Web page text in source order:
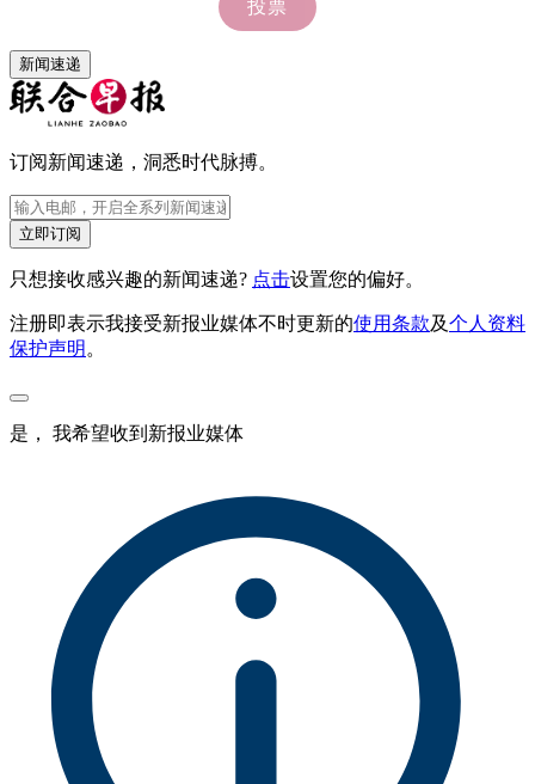
新闻速递
订阅新闻速递，洞悉时代脉搏。
立即订阅
只想接收感兴趣的新闻速递? 点击设置您的偏好。
注册即表示我接受新报业媒体不时更新的使用条款及个人资料
保护声明。
是， 我希望收到新报业媒体